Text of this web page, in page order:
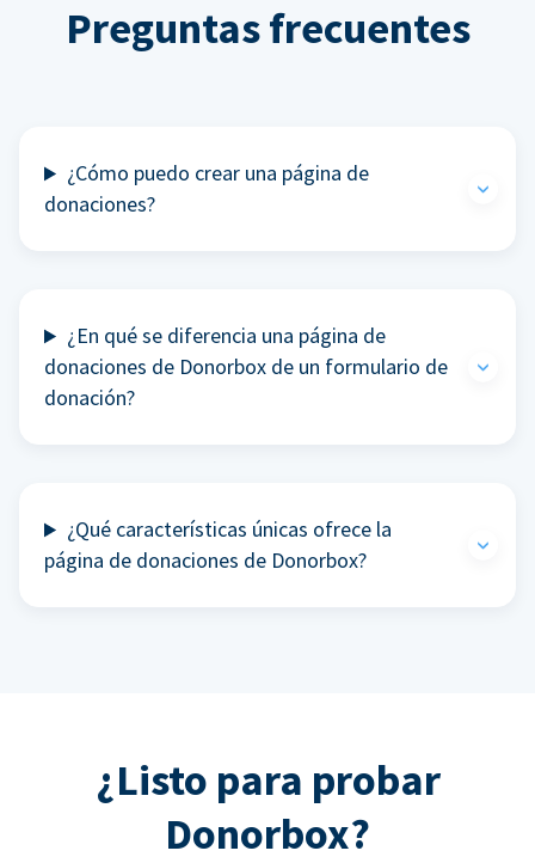
Preguntas frecuentes
¿Cómo puedo crear una página de
donaciones?
¿En qué se diferencia una página de
donaciones de Donorbox de un formulario de
donación?
¿Qué características únicas ofrece la
página de donaciones de Donorbox?
¿Listo para probar
Donorbox?